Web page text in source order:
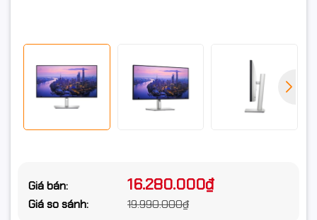
Giá bán: 16.280.000₫
Giá so sánh: 19.990.000₫